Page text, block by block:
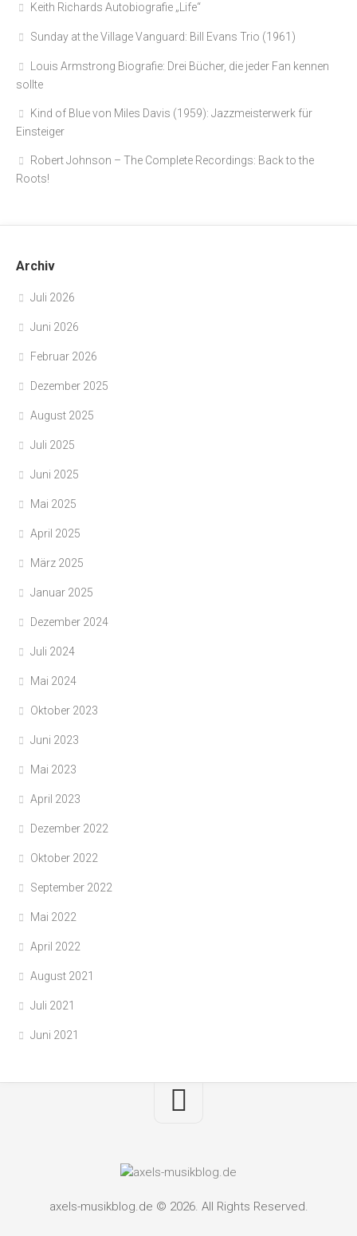
Keith Richards Autobiografie „Life“
Sunday at the Village Vanguard: Bill Evans Trio (1961)
Louis Armstrong Biografie: Drei Bücher, die jeder Fan kennen
sollte
Kind of Blue von Miles Davis (1959): Jazzmeisterwerk für
Einsteiger
Robert Johnson – The Complete Recordings: Back to the
Roots!
Archiv
Juli 2026
Juni 2026
Februar 2026
Dezember 2025
August 2025
Juli 2025
Juni 2025
Mai 2025
April 2025
März 2025
Januar 2025
Dezember 2024
Juli 2024
Mai 2024
Oktober 2023
Juni 2023
Mai 2023
April 2023
Dezember 2022
Oktober 2022
September 2022
Mai 2022
April 2022
August 2021
Juli 2021
Juni 2021
axels-musikblog.de © 2026. All Rights Reserved.